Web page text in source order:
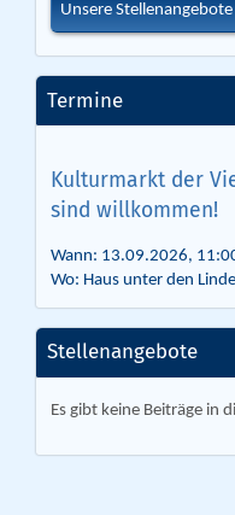
Unsere Stellenangebote
Termine
Kulturmarkt der
sind willkommen!
Wann: 13.09.2026,
Wo: Haus unter den
Stellenangebote
Es gibt keine Beiträge in